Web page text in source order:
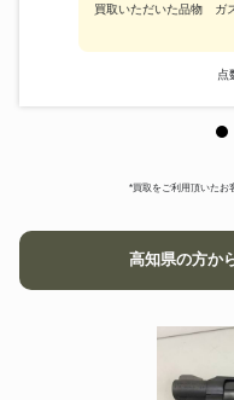
買取いただいた品物 ガ
点
*買取をご利用頂いたお
高知県の方か